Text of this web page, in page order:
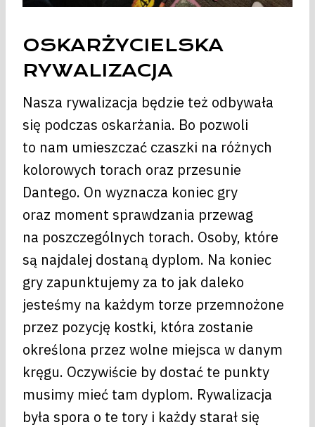
OSKARŻYCIELSKA
RYWALIZACJA
Nasza rywalizacja będzie też odbywała
się podczas oskarżania. Bo pozwoli
to nam umieszczać czaszki na różnych
kolorowych torach oraz przesunie
Dantego. On wyznacza koniec gry
oraz moment sprawdzania przewag
na poszczególnych torach. Osoby, które
są najdalej dostaną dyplom. Na koniec
gry zapunktujemy za to jak daleko
jesteśmy na każdym torze przemnożone
przez pozycję kostki, która zostanie
określona przez wolne miejsca w danym
kręgu. Oczywiście by dostać te punkty
musimy mieć tam dyplom. Rywalizacja
była spora o te tory i każdy starał się